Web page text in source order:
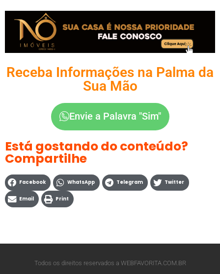
Receba Informações na Palma da
Sua Mão
Envie a Palavra "Sim"
Está gostando do conteúdo?
Compartilhe
Facebook WhatsApp Telegram Twitter
Email Print
Todos os direitos reservados a WEBFAVORITA.COM.BR